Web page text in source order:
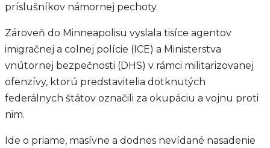
príslušníkov námornej pechoty.
Zároveň do Minneapolisu vyslala tisíce agentov
imigračnej a colnej polície (ICE) a Ministerstva
vnútornej bezpečnosti (DHS) v rámci militarizovanej
ofenzívy, ktorú predstavitelia dotknutých
federálnych štátov označili za okupáciu a vojnu proti
nim.
Ide o priame, masívne a dodnes nevídané nasadenie